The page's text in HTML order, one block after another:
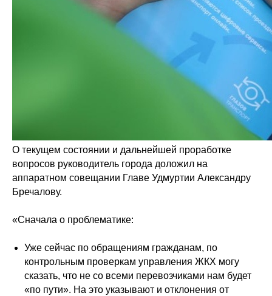
О текущем состоянии и дальнейшей проработке
вопросов руководитель города доложил на
аппаратном совещании Главе Удмуртии Александру
Бречалову.
«Сначала о проблематике:
Уже сейчас по обращениям гражданам, по
контрольным проверкам управления ЖКХ могу
сказать, что не со всеми перевозчиками нам будет
«по пути». На это указывают и отклонения от